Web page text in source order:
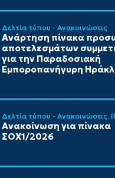
Δελτία τύπου - Ανακοινώσεις
Ανάρτηση πίνακα
αποτελεσμάτων
για την Παραδοσιακή
Εμποροπανήγυρη
Δελτία τύπου - Ανακοινώσεις
Ανακοίνωση για πίνακα
ΣΟΧ1/2026